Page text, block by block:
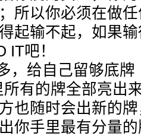
所以你必须在做
起输不起，如果
IT吧！
，给自己留够底牌
有的牌全部亮出
也随时会出新的
你手里最有分量